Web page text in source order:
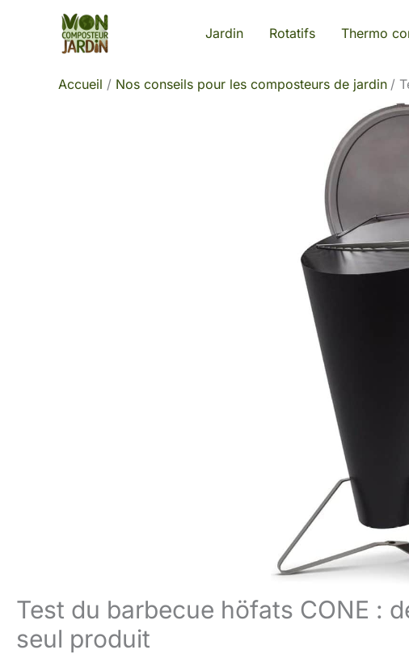
Jardin Rotatifs Thermo
Accueil Nos conseils pour les composteurs de jardin
Test du barbecue höfats CONE :
seul produit